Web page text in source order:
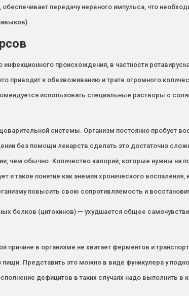
передачу нервного импульса, что
происхождения, в частности
к обезвоживанию и трате огромного
использовать специальные растворы с
системы. Организм постоянно пробует
без помощи лекарств сделать это достаточно
чем обычно. Количество калорий, которые нужны на
такое понятие как анемия хронического воспаления,
повысить свою сопротивляемость и
белков (цитокинов) — ухудшается общее
в организме не хватает ферментов и
Представить это можно в виде фуникулера у
дефицитов в таких случаях надо выполнить в